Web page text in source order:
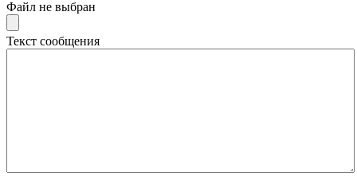
Файл не выбран
Текст сообщения